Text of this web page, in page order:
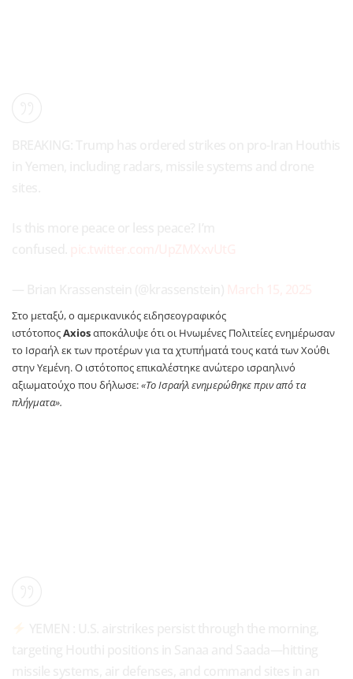
Στο μεταξύ, ο αμερικανικός ειδησεογραφικός
ιστότοποςAxiosαποκάλυψε ότι οι Ηνωμένες Πολιτείες ενημέρωσαν
το Ισραήλ εκ των προτέρων για τα χτυπήματά τους κατά των Χούθι
στην Υεμένη. Ο ιστότοπος επικαλέστηκε ανώτερο ισραηλινό
αξιωματούχο που δήλωσε:«Το Ισραήλ ενημερώθηκε πριν από τα
πλήγματα».